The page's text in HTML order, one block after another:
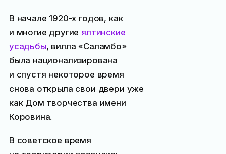
В начале 1920-х годов, как
и многие другие ялтинские
усадьбы, вилла «Саламбо»
была национализирована
и спустя некоторое время
снова открыла свои двери уже
как Дом творчества имени
Коровина.
В советское время